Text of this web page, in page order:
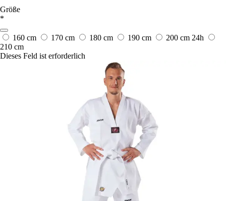
Größe
*
160 cm 170 cm 180 cm 190 cm 200 cm 24h
210 cm
Dieses Feld ist erforderlich